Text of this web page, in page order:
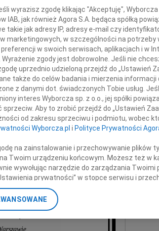
i telewizyjnego,
filmowej,
Z
+
+
wyrazisz zgodę klikając "Akceptuję",
IAB, jak również Agora S.A. będąca spółką
takie jak adresy IP, adresy e-mail czy
marketingowych, w szczególności na potrzeby
w swoich serwisach, aplikacjach i w
zgody jest dobrowolne. Jeśli nie
uprzednio udzieloną przejdź do „Ustawień
także do celów badania i mierzenia
z danymi dot. świadczonych Tobie usług.
interes Wyborcza sp. z o.o., jej spółki
Aby to zrobić przejdź do „Ustawień
od zakresu sprzeciwu i podmiotu, wobec
Wyborcza.pl i Polityce Prywatności
na zainstalowanie i przechowywanie plików
Twoim urządzeniu końcowym. Możesz też w
wywołując narzędzie do zarządzania Twoimi
prywatności” w stopce serwisu i
plików cookie możliwa jest także za pomocą
przetwarzać dane osobowe w
skanowanie charakterystyki urządzenia do
dostęp do nich. Spersonalizowane reklamy i